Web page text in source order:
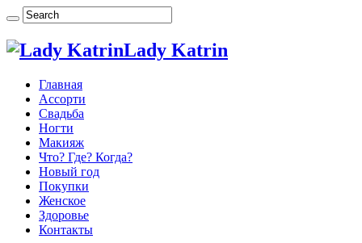
Lady Katrin
Главная
Ассорти
Свадьба
Ногти
Макияж
Что? Где? Когда?
Новый год
Покупки
Женское
Здоровье
Контакты